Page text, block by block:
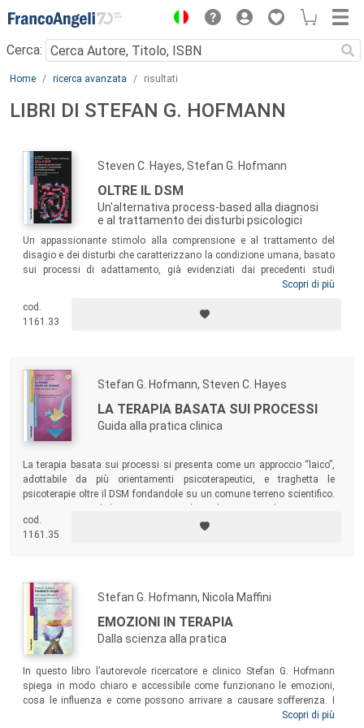
Menu
Cerca:
Main content
Home ricerca avanzata risultati
LIBRI DI STEFAN G. HOFMANN
Steven C. Hayes, Stefan G. Hofmann
OLTRE IL DSM
Un'alternativa process-based alla diagnosi
e al trattamento dei disturbi psicologici
Un appassionante stimolo alla comprensione e al trattamento del
disagio e dei disturbi che caratterizzano la condizione umana, basato
sui processi di adattamento, già evidenziati dai precedenti studi
dell’RFT e dell’ACT. Il volume propone una serie di questioni decisive
caso di malattie di pertinenza medica è sempre richiesto al paziente
l’adattamento più funzionale non solo per la mera sopravvivenza, ma
Scopri di più
cod.
1161.33
Stefan G. Hofmann, Steven C. Hayes
LA TERAPIA BASATA SUI PROCESSI
Guida alla pratica clinica
La terapia basata sui processi si presenta come un approccio “laico”,
adottabile da più orientamenti psicoterapeutici, e traghetta le
psicoterapie oltre il DSM fondandole su un comune terreno scientifico.
una concettualizzazione del caso e alla scelta degli strumenti
terapeutici empiricamente validati ritenuti più adatti ad agire sulle
cod.
1161.35
Stefan G. Hofmann, Nicola Maffini
EMOZIONI IN TERAPIA
Dalla scienza alla pratica
In questo libro l’autorevole ricercatore e clinico Stefan G. Hofmann
spiega in modo chiaro e accessibile come funzionano le emozioni,
cosa le influenza e come possono arrivare a causare sofferenza. I
clinici saranno guidati passo passo nella comprensione delle più
Scopri di più